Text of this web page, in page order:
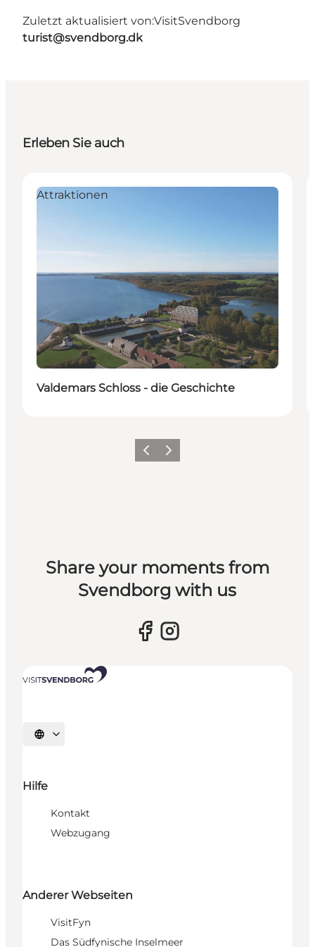
Zuletzt aktualisiert von:VisitSvendborg
turist@svendborg.dk
Erleben Sie auch
Attraktionen
Valdemars Schloss - die Geschichte
Vorherige Folie
Nächste Folie
Share your moments from
Svendborg with us
Sprache auswählen
Hilfe
Kontakt
Webzugang
Anderer Webseiten
VisitFyn
Das Südfynische Inselmeer